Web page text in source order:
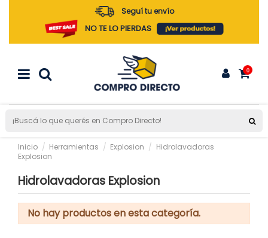
Seguí tu envío
NO TE LO PIERDAS
0
Inicio Herramientas Explosion
Hidrolavadoras
Explosion
Hidrolavadoras Explosion
No hay productos en esta categoría.